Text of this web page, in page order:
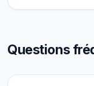
Questions